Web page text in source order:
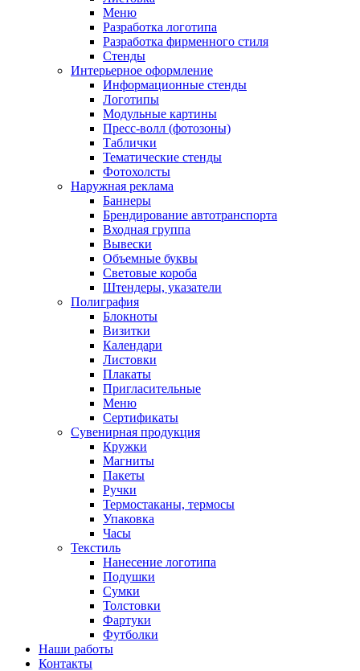
Меню
Разработка логотипа
Разработка фирменного стиля
Стенды
Интерьерное оформление
Информационные стенды
Логотипы
Модульные картины
Пресс-волл (фотозоны)
Таблички
Тематические стенды
Фотохолсты
Наружная реклама
Баннеры
Брендирование автотранспорта
Входная группа
Вывески
Объемные буквы
Световые короба
Штендеры, указатели
Полиграфия
Блокноты
Визитки
Календари
Листовки
Плакаты
Пригласительные
Меню
Сертификаты
Сувенирная продукция
Кружки
Магниты
Пакеты
Ручки
Термостаканы, термосы
Упаковка
Часы
Текстиль
Нанесение логотипа
Подушки
Сумки
Толстовки
Фартуки
Футболки
Наши работы
Контакты